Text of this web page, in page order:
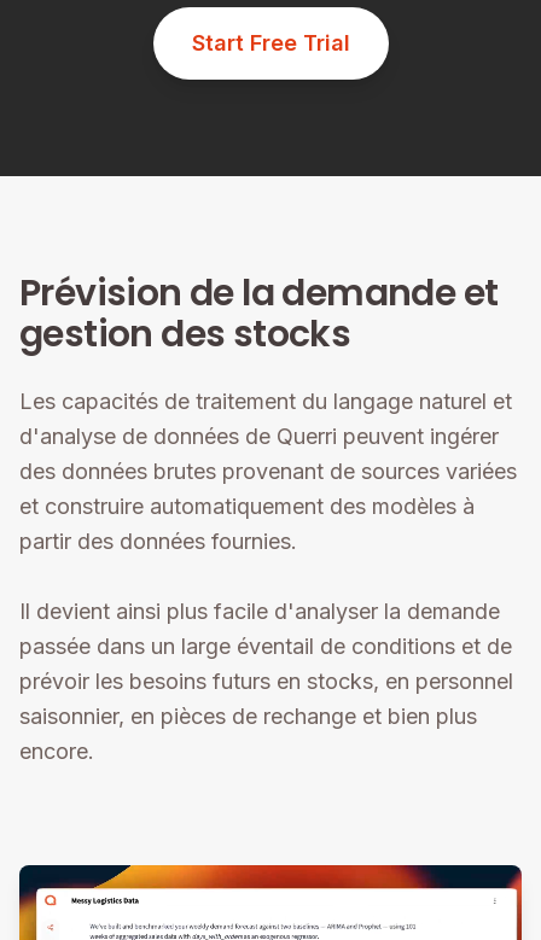
Start Free Trial
Prévision de la demande et
gestion des stocks
Les capacités de traitement du langage naturel et
d'analyse de données de Querri peuvent ingérer
des données brutes provenant de sources variées
et construire automatiquement des modèles à
partir des données fournies.
Il devient ainsi plus facile d'analyser la demande
passée dans un large éventail de conditions et de
prévoir les besoins futurs en stocks, en personnel
saisonnier, en pièces de rechange et bien plus
encore.